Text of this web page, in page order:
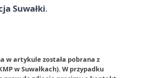
Suwałki.
w artykule została pobrana z
w Suwałkach). W przypadku